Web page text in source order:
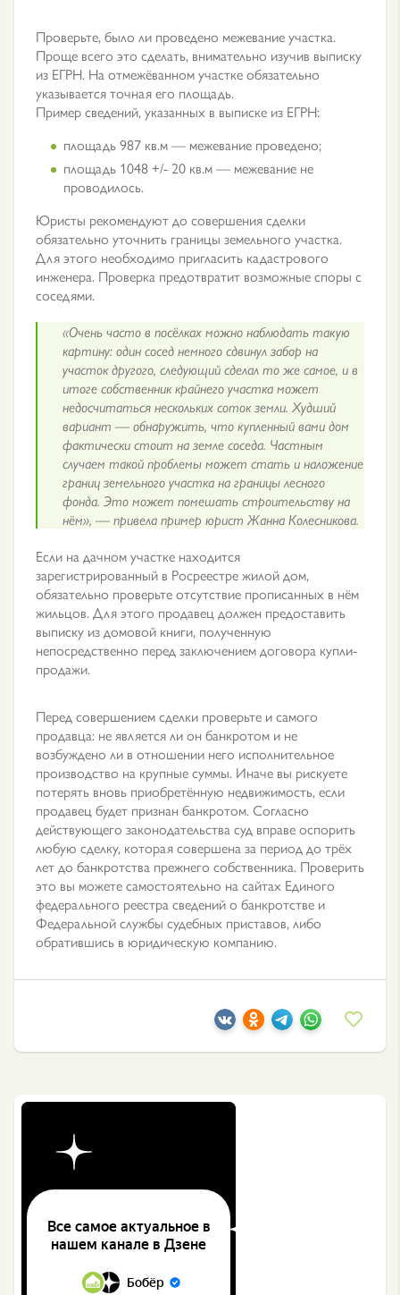
Проверьте, было ли проведено межевание участка.
Проще всего это сделать, внимательно изучив выписку
из ЕГРН. На отмежёванном участке обязательно
указывается точная его площадь.
Пример сведений, указанных в выписке из ЕГРН:
площадь 987 кв.м — межевание проведено;
площадь 1048 +/- 20 кв.м — межевание не
проводилось.
Юристы рекомендуют до совершения сделки
обязательно уточнить границы земельного участка.
Для этого необходимо пригласить кадастрового
инженера. Проверка предотвратит возможные споры с
соседями.
«Очень часто в посёлках можно наблюдать такую
картину: один сосед немного сдвинул забор на
участок другого, следующий сделал то же самое, и в
итоге собственник крайнего участка может
недосчитаться нескольких соток земли. Худший
вариант — обнаружить, что купленный вами дом
фактически стоит на земле соседа. Частным
случаем такой проблемы может стать и наложение
границ земельного участка на границы лесного
фонда. Это может помешать строительству на
нём», — привела пример юрист Жанна Колесникова.
Если на дачном участке находится
зарегистрированный в Росреестре жилой дом,
обязательно проверьте отсутствие прописанных в нём
жильцов. Для этого продавец должен предоставить
выписку из домовой книги, полученную
непосредственно перед заключением договора купли-
продажи.
Перед совершением сделки проверьте и самого
продавца: не является ли он банкротом и не
возбуждено ли в отношении него исполнительное
производство на крупные суммы. Иначе вы рискуете
потерять вновь приобретённую недвижимость, если
продавец будет признан банкротом. Согласно
действующего законодательства суд вправе оспорить
любую сделку, которая совершена за период до трёх
лет до банкротства прежнего собственника. Проверить
это вы можете самостоятельно на сайтах Единого
федерального реестра сведений о банкротстве и
Федеральной службы судебных приставов, либо
обратившись в юридическую компанию.